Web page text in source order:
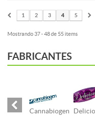
1 2 3 4 5
Mostrando 37 - 48 de 55 items
FABRICANTES
Cannabiogen